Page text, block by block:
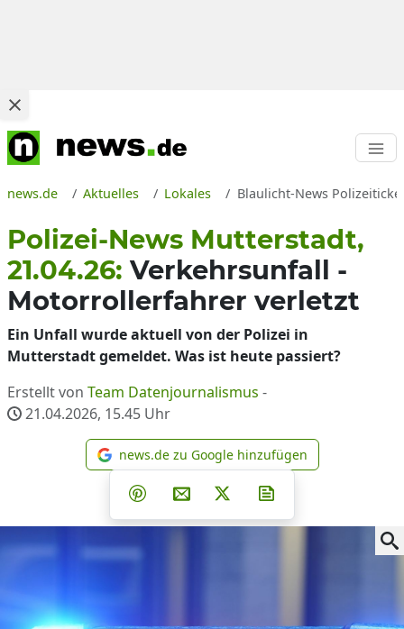
news.de Aktuelles Lokales Blaulicht-News
Polizei-News Mutterstadt,
21.04.26: Verkehrsunfall -
Motorrollerfahrer verletzt
Ein Unfall wurde aktuell von der Polizei in
Mutterstadt gemeldet. Was ist heute passiert?
Erstellt von Team Datenjournalismus -
21.04.2026, 15.45 Uhr
news.de zu Google
news.de zu Google hinzufügen
Teilen auf Facebook
Teilen auf Whatsapp
Teilen auf Telegram
Teilen auf Pinterest
Per E-Mail teilen
Post auf X